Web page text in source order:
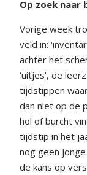
Op zoek naar
Vorige week
veld in:
achter het
‘uitjes’, de
tijdstippen
dan niet op de
hol of burcht
tijdstip in het
nog geen
de kans op